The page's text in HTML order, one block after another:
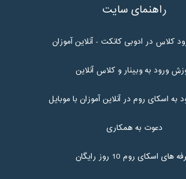
راهنمای سایت
کلاس در ادوبی کانکت - آنلاین آموزان
ورود به وبینار و کلاس آنلاین
به اسکای روم در آنلاین آموزان با موبایل
دعوت به همکاری
های اسکای روم 10 روز رایگان